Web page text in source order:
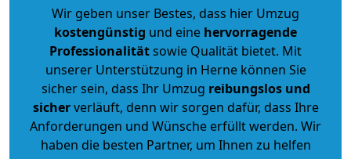
Wir geben unser Bestes, dass hier Umzug
kostengünstig und eine hervorragende
Professionalitätsowie Qualität bietet. Mit
unserer Unterstützung in Herne können Sie
sicher sein, dass Ihr Umzug reibungslos und
sicherverläuft, denn wir sorgen dafür, dass Ihre
Anforderungen und Wünsche erfüllt werden. Wir
haben die besten Partner, um Ihnen zu helfen